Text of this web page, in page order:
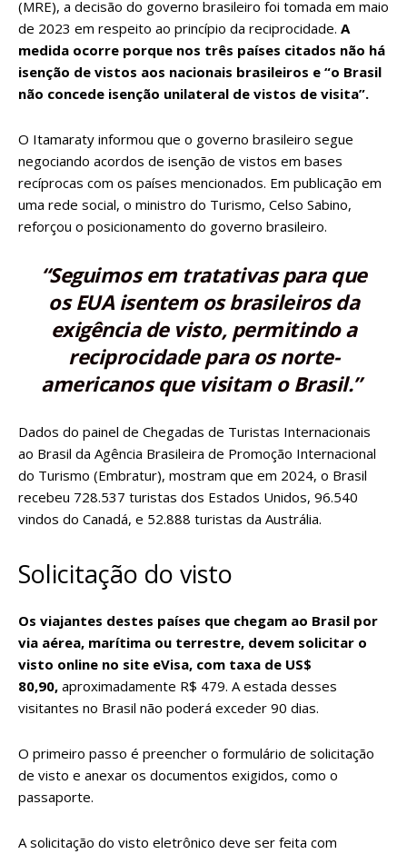
(MRE), a decisão do governo brasileiro foi tomada em maio
de 2023 em respeito ao princípio da reciprocidade. A
medida ocorre porque nos três países citados não há
isenção de vistos aos nacionais brasileiros e “o Brasil
não concede isenção unilateral de vistos de visita”.
O Itamaraty informou que o governo brasileiro segue
negociando acordos de isenção de vistos em bases
recíprocas com os países mencionados. Em publicação em
uma rede social, o ministro do Turismo, Celso Sabino,
reforçou o posicionamento do governo brasileiro.
“Seguimos em tratativas para que
os EUA isentem os brasileiros da
exigência de visto, permitindo a
reciprocidade para os norte-
americanos que visitam o Brasil.”
Dados do painel de Chegadas de Turistas Internacionais
ao Brasil da Agência Brasileira de Promoção Internacional
do Turismo (Embratur), mostram que em 2024, o Brasil
recebeu 728.537 turistas dos Estados Unidos, 96.540
vindos do Canadá, e 52.888 turistas da Austrália.
Solicitação do visto
Os viajantes destes países que chegam ao Brasil por
via aérea, marítima ou terrestre, devem solicitar o
visto online no site eVisa, com taxa de US$
80,90, aproximadamente R$ 479. A estada desses
visitantes no Brasil não poderá exceder 90 dias.
O primeiro passo é preencher o formulário de solicitação
de visto e anexar os documentos exigidos, como o
passaporte.
A solicitação do visto eletrônico deve ser feita com